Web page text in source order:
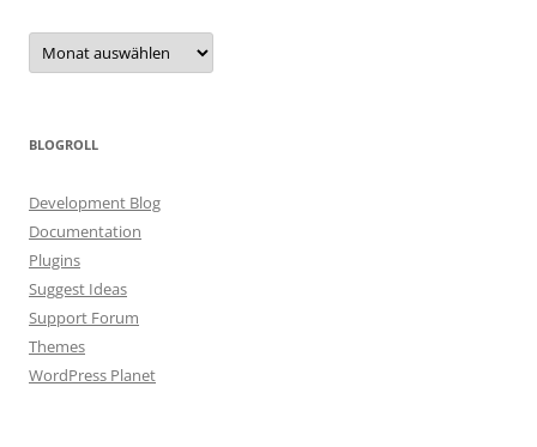
Archiv
BLOGROLL
Development Blog
Documentation
Plugins
Suggest Ideas
Support Forum
Themes
WordPress Planet